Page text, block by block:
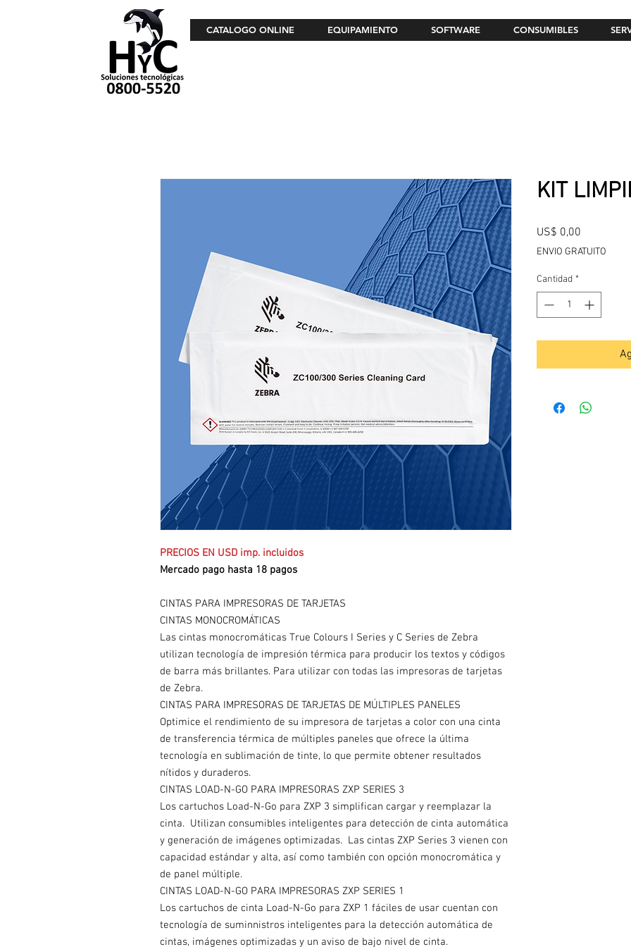
CATALOGO ONLINE EQUIPAMIENTO SOFTWARE CONSUMIBLES
PRECIOS EN USD imp. incluidos
Mercado pago hasta 18 pagos
CINTAS PARA IMPRESORAS DE TARJETAS
CINTAS MONOCROMÁTICAS
Las cintas monocromáticas True Colours I Series y C Series de Zebra
utilizan tecnología de impresión térmica para producir los textos y códigos
de barra más brillantes. Para utilizar con todas las impresoras de tarjetas
de Zebra.
CINTAS PARA IMPRESORAS DE TARJETAS DE MÚLTIPLES PANELES
Optimice el rendimiento de su impresora de tarjetas a color con una cinta
de transferencia térmica de múltiples paneles que ofrece la última
tecnología en sublimación de tinte, lo que permite obtener resultados
nítidos y duraderos.
CINTAS LOAD-N-GO PARA IMPRESORAS ZXP SERIES 3
Los cartuchos Load-N-Go para ZXP 3 simplifican cargar y reemplazar la
cinta. Utilizan consumibles inteligentes para detección de cinta automática
y generación de imágenes optimizadas. Las cintas ZXP Series 3 vienen con
capacidad estándar y alta, así como también con opción monocromática y
de panel múltiple.
CINTAS LOAD-N-GO PARA IMPRESORAS ZXP SERIES 1
Los cartuchos de cinta Load-N-Go para ZXP 1 fáciles de usar cuentan con
tecnología de suminnistros inteligentes para la detección automática de
cintas, imágenes optimizadas y un aviso de bajo nivel de cinta.
KIT
US$ 0,00
ENVIO GRATUITO
Cantidad *